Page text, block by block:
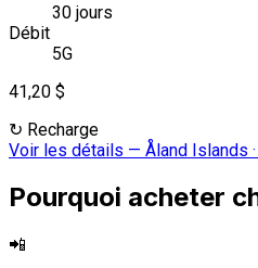
30 jours
Débit
5G
41,20 $
↻ Recharge
Voir les détails — Åland Islands
Pourquoi acheter
📲